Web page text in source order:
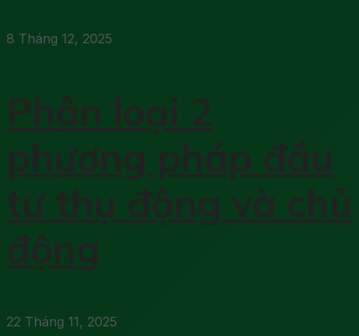
8 Tháng 12, 2025
Phân loại 2
phương pháp đầu
tư thụ động và chủ
động
22 Tháng 11, 2025